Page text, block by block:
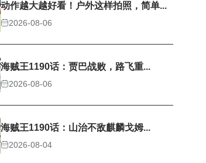
动作越大越好看！户外这样拍照，简单...
2026-08-06
海贼王1190话：贾巴战败，路飞重...
2026-08-06
海贼王1190话：山治不敌麒麟戈姆...
2026-08-04